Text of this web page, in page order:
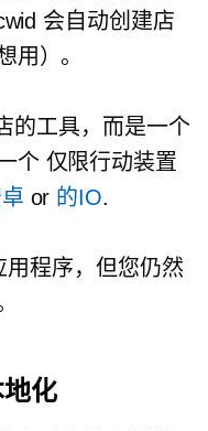
会自动创建店
用）。
的工具，而是一个
个 仅限行动装置
or 的IO.
用程序，但您仍然
化